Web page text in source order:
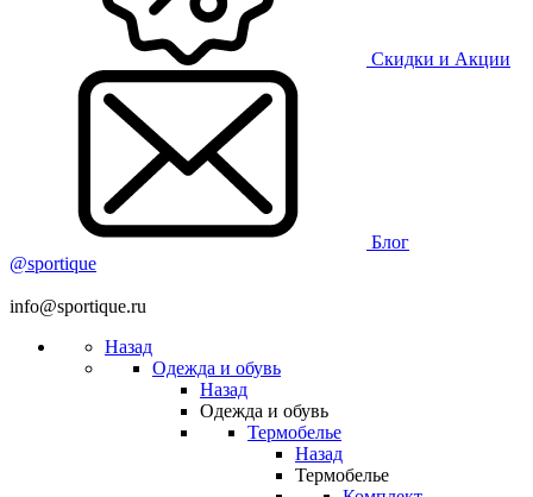
Скидки и Акции
Блог
@sportique
info@sportique.ru
Назад
Одежда и обувь
Назад
Одежда и обувь
Термобелье
Назад
Термобелье